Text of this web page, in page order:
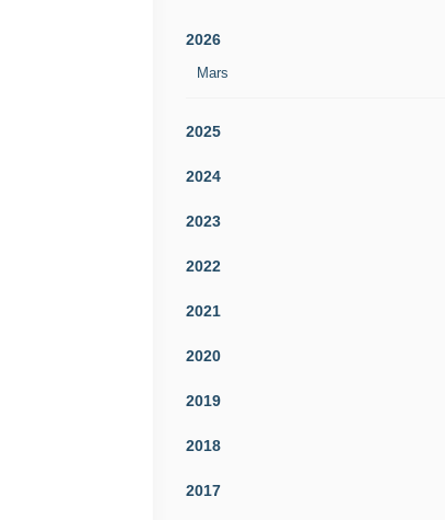
2026
Mars
2025
2024
2023
2022
2021
2020
2019
2018
2017